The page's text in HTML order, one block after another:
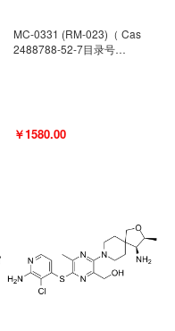
MC-0331 (RM-023)（ Cas
2488788-52-7目录号
￥1580.00